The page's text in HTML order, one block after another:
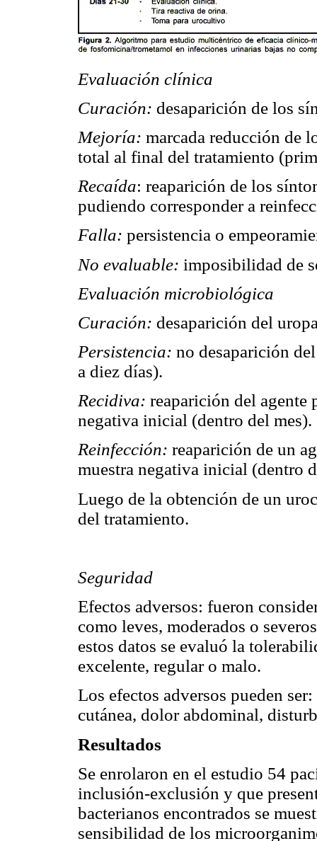
Evaluación clínica
Curación: desaparición de los
Mejoría: marcada reducción de
total al final del tratamiento
Recaída: reaparición de los
pudiendo corresponder a
Falla: persistencia o
No evaluable: imposibilidad de
Evaluación microbiológica
Curación: desaparición del
Persistencia: no desaparición
a diez días).
Recidiva: reaparición del agente
negativa inicial (dentro del mes).
Reinfección: reaparición de un
muestra negativa inicial (dentro
Luego de la obtención de un
del tratamiento.
Seguridad
Efectos adversos: fueron
como leves, moderados o
estos datos se evaluó la
excelente, regular o malo.
Los efectos adversos pueden
cutánea, dolor abdominal,
Resultados
Se enrolaron en el estudio 54
inclusión-exclusión y que
bacterianos encontrados se
sensibilidad de los